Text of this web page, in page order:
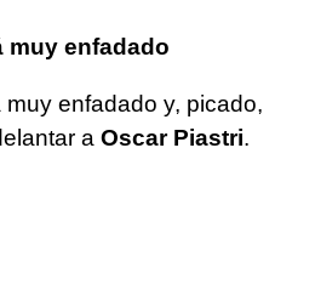
muy enfadado
muy enfadado y, picado,
a Oscar Piastri.